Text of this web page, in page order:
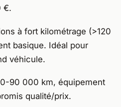
€.
à fort kilométrage (>120
basique. Idéal pour
véhicule.
90 000 km, équipement
qualité/prix.